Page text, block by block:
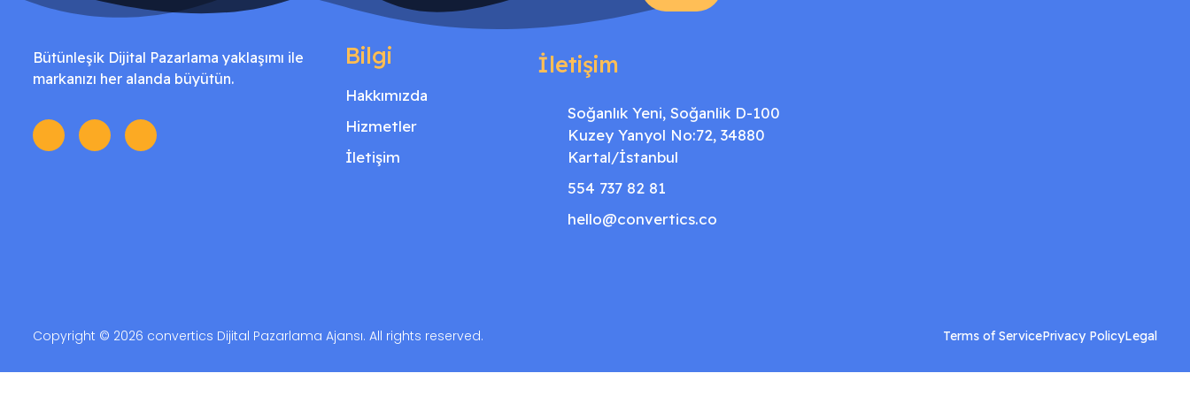
Bütünleşik Dijital Pazarlama yaklaşımı ile
markanızı her alanda büyütün.
Bilgi
Hakkımızda
Hizmetler
İletişim
İletişim
Soğanlık Yeni, Soğanlik D-100
Kuzey Yanyol No:72, 34880
Kartal/İstanbul
554 737 82 81
hello@convertics.co
Copyright © 2026 convertics Dijital Pazarlama Ajansı. All rights reserved. Terms of ServicePrivacy PolicyLegal